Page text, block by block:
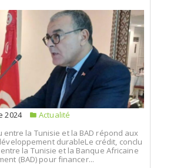
2024
Actualité
entre la Tunisie et la BAD répond aux
durableLe crédit, conclu
entre la Tunisie et la Banque Africaine
(BAD) pour financer...